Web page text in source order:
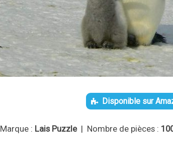
Disponible sur
Marque : Lais Puzzle| Nombre de pièces :